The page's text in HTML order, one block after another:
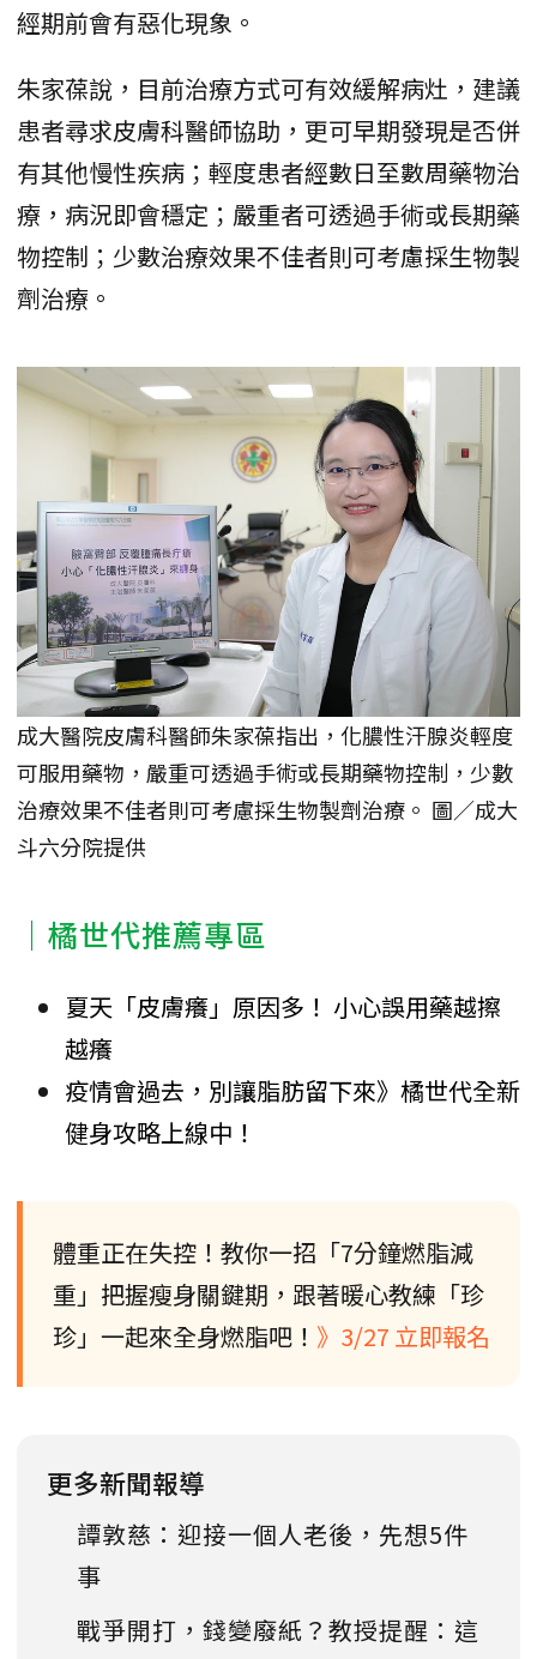
經期前會有惡化現象。
朱家葆說，目前治療方式可有效緩解病灶，建議
患者尋求皮膚科醫師協助，更可早期發現是否併
有其他慢性疾病；輕度患者經數日至數周藥物治
療，病況即會穩定；嚴重者可透過手術或長期藥
物控制；少數治療效果不佳者則可考慮採生物製
劑治療。
成大醫院皮膚科醫師朱家葆指出，化膿性汗腺炎輕度
可服用藥物，嚴重可透過手術或長期藥物控制，少數
治療效果不佳者則可考慮採生物製劑治療。 圖／成大
斗六分院提供
｜橘世代推薦專區
夏天「皮膚癢」原因多！ 小心誤用藥越擦
越癢
疫情會過去，別讓脂肪留下來》橘世代全新
健身攻略上線中！
體重正在失控！教你一招「7分鐘燃脂減
重」把握瘦身關鍵期，跟著暖心教練「珍
珍」一起來全身燃脂吧！ 》3/27 立即報名
更多新聞報導
譚敦慈：迎接一個人老後，先想5件
事
戰爭開打，錢變廢紙？教授提醒：這